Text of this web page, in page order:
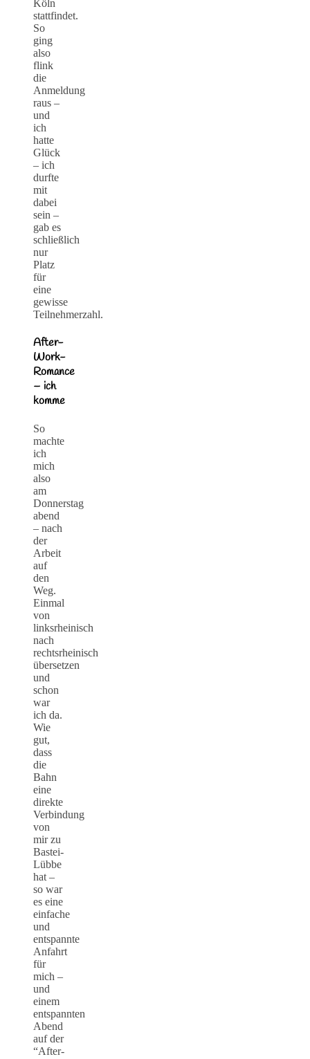
Köln
stattfindet.
So
ging
also
flink
die
Anmeldung
raus –
und
ich
hatte
Glück
– ich
durfte
mit
dabei
sein –
gab es
schließlich
nur
Platz
für
eine
gewisse
Teilnehmerzahl.
After-
Work-
Romance
– ich
komme
So
machte
ich
mich
also
am
Donnerstag
abend
– nach
der
Arbeit
auf
den
Weg.
Einmal
von
linksrheinisch
nach
rechtsrheinisch
übersetzen
und
schon
war
ich da.
Wie
gut,
dass
die
Bahn
eine
direkte
Verbindung
von
mir zu
Bastei-
Lübbe
hat –
so war
es eine
einfache
und
entspannte
Anfahrt
für
mich –
und
einem
entspannten
Abend
auf der
“After-